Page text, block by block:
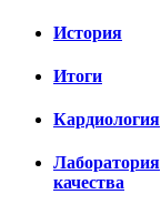
История
Итоги
Кардиология
Лаборатория
качества